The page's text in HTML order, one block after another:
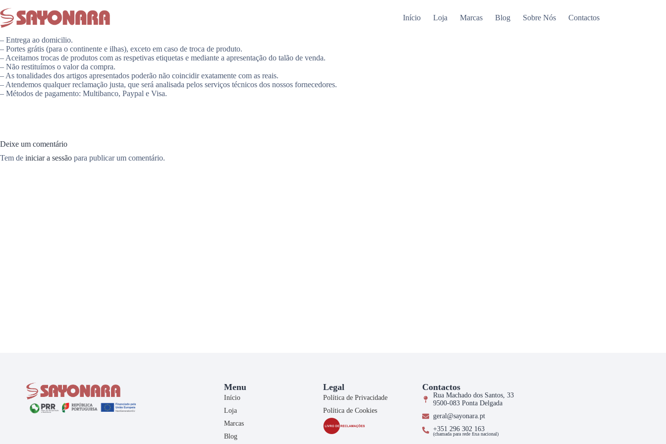
Início Loja Marcas Blog Sobre Nós Contactos
– Entrega ao domicilio.
– Portes grátis (para o continente e ilhas), exceto em caso de troca de produto.
– Aceitamos trocas de produtos com as respetivas etiquetas e mediante a apresentação do talão de venda.
– Não restituímos o valor da compra.
– As tonalidades dos artigos apresentados poderão não coincidir exatamente com as reais.
– Atendemos qualquer reclamação justa, que será analisada pelos serviços técnicos dos nossos fornecedores.
– Métodos de pagamento: Multibanco, Paypal e Visa.
Deixe um comentário
Tem de iniciar a sessão para publicar um comentário.
Menu
Início
Loja
Marcas
Blog
Legal
Política de Privacidade
Política de Cookies
Contactos
Rua Machado dos Santos, 33
9500-083 Ponta Delgada
geral@sayonara.pt
+351 296 302 163
(chamada para rede fixa nacional)